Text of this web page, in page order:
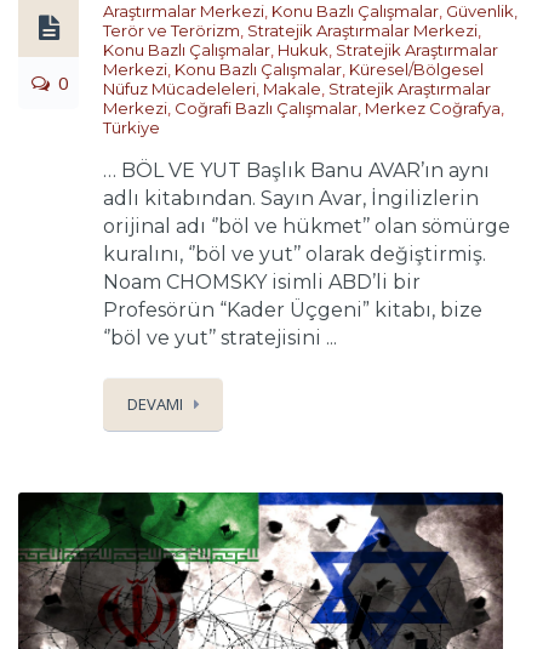
0
Araştırmalar Merkezi Konu Bazlı Çalışmalar Güvenlik,
Terör ve Terörizm Stratejik Araştırmalar Merkezi
Konu Bazlı Çalışmalar Hukuk Stratejik Araştırmalar
Merkezi Konu Bazlı Çalışmalar Küresel/Bölgesel
Nüfuz Mücadeleleri Makale Stratejik Araştırmalar
Merkezi Coğrafi Bazlı Çalışmalar Merkez Coğrafya
Türkiye
… BÖL VE YUT Başlık Banu AVAR’ın aynı
adlı kitabından. Sayın Avar, İngilizlerin
orijinal adı ‘’böl ve hükmet’’ olan sömürge
kuralını, ‘’böl ve yut’’ olarak değiştirmiş.
Noam CHOMSKY isimli ABD’li bir
Profesörün “Kader Üçgeni” kitabı, bize
‘’böl ve yut’’ stratejisini ...
DEVAMI